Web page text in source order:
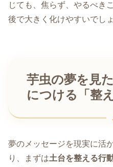
じても、焦らず、やるべき
後で大きく化けやすいでしょ
芋虫の夢を見
につける「整え
夢のメッセージを現実に活
り、まずは土台を整える行